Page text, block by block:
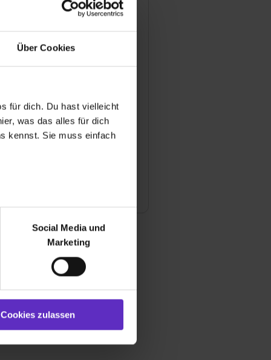
Über Cookies
für dich. Du hast vielleicht
was das alles für dich
kennst. Sie muss einfach
bei Benutzung der
zu analysieren
soziale Medien, Werbung
bereitgestellt hast oder die
auch damit
du nur bestimmte
Social Media und
Marketing
Cookies zulassen
Feedbackgespräche